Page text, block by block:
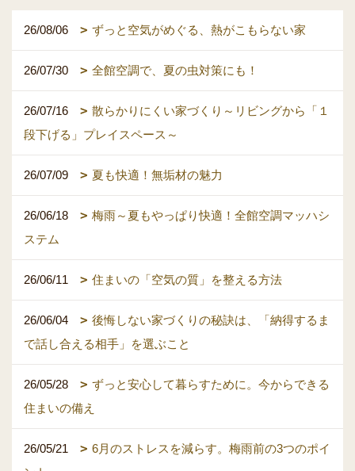
26/08/06 ずっと空気がめぐる、熱がこもらない家
26/07/30 全館空調で、夏の虫対策にも！
26/07/16
散らかりにくい家づくり～リビングから「１
段下げる」プレイスペース～
26/07/09 夏も快適！無垢材の魅力
26/06/18
梅雨～夏もやっぱり快適！全館空調マッハシ
ステム
26/06/11 住まいの「空気の質」を整える方法
26/06/04
後悔しない家づくりの秘訣は、「納得するま
で話し合える相手」を選ぶこと
26/05/28
ずっと安心して暮らすために。今からできる
住まいの備え
26/05/21
6月のストレスを減らす。梅雨前の3つのポイ